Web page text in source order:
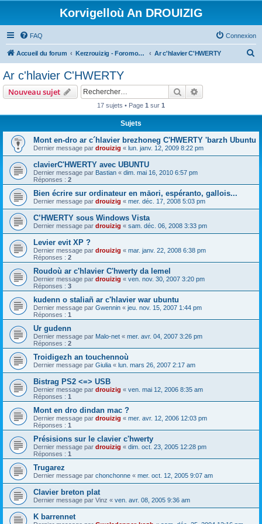
Korvigelloù An DROUIZIG
FAQ Connexion
Accueil du forum Kerzrouizig - Foromoù An Drouizig Ar c'hlavier C'HWERTY
Ar c'hlavier C'HWERTY
Nouveau sujet Rechercher
17 sujets • Page 1 sur 1
Sujets
Mont en-dro ar c´hlavier brezhoneg C'HWERTY 'barzh Ubuntu
Dernier message par drouizig « lun. janv. 12, 2009 8:22 pm
clavierC'HWERTY avec UBUNTU
Dernier message par Bastian « dim. mai 16, 2010 6:57 pm
Réponses : 2
Bien écrire sur ordinateur en māori, espéranto, gallois...
Dernier message par drouizig « mer. déc. 17, 2008 5:03 pm
C’HWERTY sous Windows Vista
Dernier message par drouizig « sam. déc. 06, 2008 3:33 pm
Levier evit XP ?
Dernier message par drouizig « mar. janv. 22, 2008 6:38 pm
Réponses : 2
Roudoù ar c'hlavier C'hwerty da lemel
Dernier message par drouizig « ven. nov. 30, 2007 3:20 pm
Réponses : 3
kudenn o staliañ ar c'hlavier war ubuntu
Dernier message par Gwennin « jeu. nov. 15, 2007 1:44 pm
Réponses : 1
Ur gudenn
Dernier message par Malo-net « mer. avr. 04, 2007 3:26 pm
Réponses : 2
Troidigezh an touchennoù
Dernier message par Giulia « lun. mars 26, 2007 2:17 am
Bistrag PS2 <=> USB
Dernier message par drouizig « ven. mai 12, 2006 8:35 am
Réponses : 1
Mont en dro dindan mac ?
Dernier message par drouizig « mer. avr. 12, 2006 12:03 pm
Réponses : 1
Présisions sur le clavier c'hwerty
Dernier message par drouizig « dim. oct. 23, 2005 12:28 pm
Réponses : 1
Trugarez
Dernier message par chonchonne « mer. oct. 12, 2005 9:07 am
Clavier breton plat
Dernier message par Vinz « ven. avr. 08, 2005 9:36 am
K barrennet